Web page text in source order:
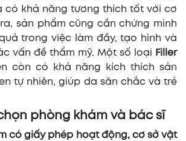
có khả năng tương thích tốt với cơ
sản phẩm cũng cần chứng minh
trong việc làm đầy, tạo hình và
vấn đề thẩm mỹ. Một số loại Filler
còn có khả năng kích thích sản
tự nhiên, giúp da săn chắc và trẻ
phòng khám và bác sĩ
có giấy phép hoạt động, cơ sở vật